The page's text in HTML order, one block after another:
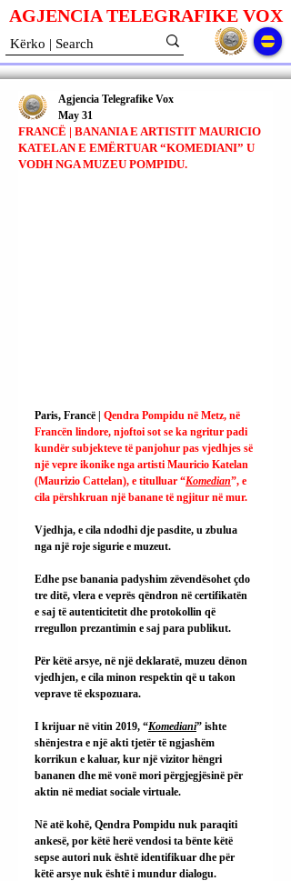
AGJENCIA TELEGRAFIKE VOX
FRANCË | BANANIA E ARTISTIT MAURICIO
KATELAN E EMËRTUAR “KOMEDIANI” U
VODH NGA MUZEU POMPIDU.
Agjencia Telegrafike Vox
May 31
Paris, Francë | Qendra Pompidu në Metz, në
Francën lindore, njoftoi sot se ka ngritur padi
kundër subjekteve të panjohur pas vjedhjes së
një vepre ikonike nga artisti Mauricio Katelan
(Maurizio Cattelan), e titulluar “Komedian”, e
cila përshkruan një banane të ngjitur në mur.
Vjedhja, e cila ndodhi dje pasdite, u zbulua
nga një roje sigurie e muzeut.
Edhe pse banania padyshim zëvendësohet çdo
tre ditë, vlera e veprës qëndron në certifikatën
e saj të autenticitetit dhe protokollin që
rregullon prezantimin e saj para publikut.
Për këtë arsye, në një deklaratë, muzeu dënon
vjedhjen, e cila minon respektin që u takon
veprave të ekspozuara.
I krijuar në vitin 2019, “Komediani” ishte
shënjestra e një akti tjetër të ngjashëm
korrikun e kaluar, kur një vizitor hëngri
bananen dhe më vonë mori përgjegjësinë për
aktin në mediat sociale virtuale.
Në atë kohë, Qendra Pompidu nuk paraqiti
ankesë, por këtë herë vendosi ta bënte këtë
sepse autori nuk është identifikuar dhe për
këtë arsye nuk është i mundur dialogu.